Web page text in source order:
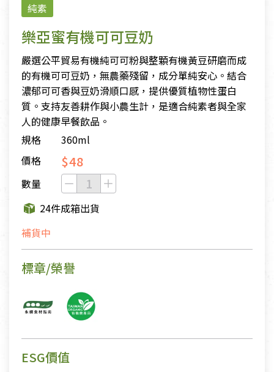
純素
樂亞蜜有機可可豆奶
嚴選公平貿易有機純可可粉與整顆有機黃豆研磨而成
的有機可可豆奶，無農藥殘留，成分單純安心。結合
濃郁可可香與豆奶滑順口感，提供優質植物性蛋白
質。支持友善耕作與小農生計，是適合純素者與全家
人的健康早餐飲品。
規格
360ml
價格
$48
數量
24件成箱出貨
補貨中
標章/榮譽
ESG價值